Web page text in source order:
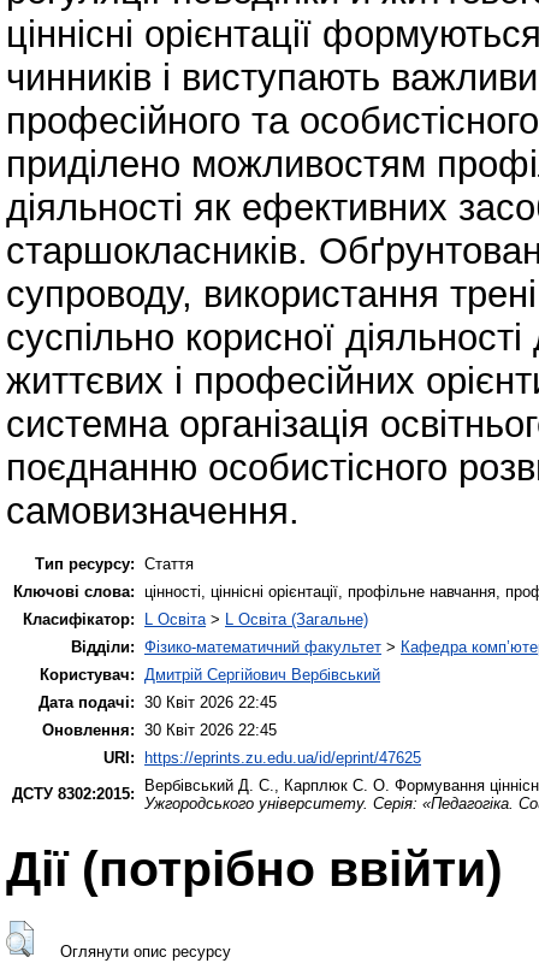
ціннісні орієнтації
чинників і виступають
професійного та
приділено можливостям
діяльності як ефективних
старшокласників.
супроводу, використання
суспільно корисної
життєвих і професійних
системна організація
поєднанню особистісного
самовизначення.
Тип ресурсу: Стаття
Ключові слова: цінності, ціннісні орієнтації, профільне навчання,
Класифікатор:
L Освіта > L Освіта (Загальне)
Відділи: Фізико-математичний факультет > Кафедра
Користувач:
Дмитрій Сергійович Вербівський
Дата подачі: 30 Квіт 2026 22:45
Оновлення: 30 Квіт 2026 22:45
URI: https://eprints.zu.edu.ua/id/eprint/47625
ДСТУ 8302:2015:
Вербівський Д. С. Карплюк С. О. Формування
Ужгородського університету. Серія: «Педагогіка.
Дії ​​(потрібно ввійти)
Оглянути опис ресурсу